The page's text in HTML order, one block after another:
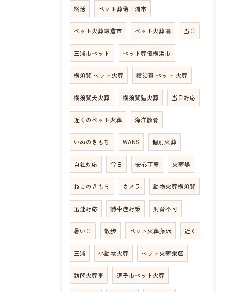
終活 ペット葬儀三浦市
ペット火葬鎌倉市 ペット火葬場 当日
三浦市ペット ペット葬儀横浜市
横須賀 ペット火葬 横須賀 ペット 火葬
横須賀犬火葬 横須賀猫火葬 当日対応
近くのペット火葬 海洋散骨
いぬのきもち WANS 個別火葬
自社対応 今日 安心丁寧 火葬場
ねこのきもち カメラ 動物火葬横須賀
迅速対応 熱中症対策 飼育不可
暑い日 散歩 ペット火葬藤沢 近く
三浦 小動物火葬 ペット火葬栄区
訪問火葬車 逗子市ペット火葬